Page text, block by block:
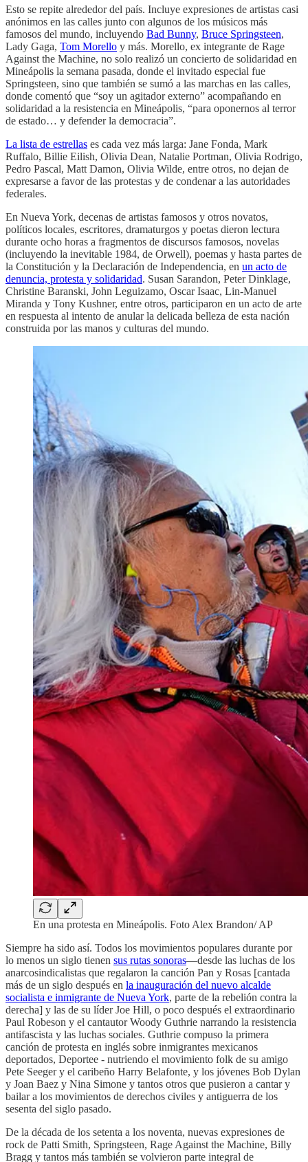
Esto se repite alrededor del país. Incluye expresiones de artistas casi
anónimos en las calles junto con algunos de los músicos más
famosos del mundo, incluyendo Bad Bunny, Bruce Springsteen,
Lady Gaga, Tom Morello y más. Morello, ex integrante de Rage
Against the Machine, no solo realizó un concierto de solidaridad en
Mineápolis la semana pasada, donde el invitado especial fue
Springsteen, sino que también se sumó a las marchas en las calles,
donde comentó que “soy un agitador externo” acompañando en
solidaridad a la resistencia en Mineápolis, “para oponernos al terror
de estado… y defender la democracia”.
La lista de estrellas es cada vez más larga: Jane Fonda, Mark
Ruffalo, Billie Eilish, Olivia Dean, Natalie Portman, Olivia Rodrigo,
Pedro Pascal, Matt Damon, Olivia Wilde, entre otros, no dejan de
expresarse a favor de las protestas y de condenar a las autoridades
federales.
En Nueva York, decenas de artistas famosos y otros novatos,
políticos locales, escritores, dramaturgos y poetas dieron lectura
durante ocho horas a fragmentos de discursos famosos, novelas
(incluyendo la inevitable 1984, de Orwell), poemas y hasta partes de
la Constitución y la Declaración de Independencia, en un acto de
denuncia, protesta y solidaridad. Susan Sarandon, Peter Dinklage,
Christine Baranski, John Leguizamo, Oscar Isaac, Lin-Manuel
Miranda y Tony Kushner, entre otros, participaron en un acto de arte
en respuesta al intento de anular la delicada belleza de esta nación
construida por las manos y culturas del mundo.
En una protesta en Mineápolis. Foto Alex Brandon/ AP
Siempre ha sido así. Todos los movimientos populares durante por
lo menos un siglo tienen sus rutas sonoras—desde las luchas de los
anarcosindicalistas que regalaron la canción Pan y Rosas [cantada
más de un siglo después en la inauguración del nuevo alcalde
socialista e inmigrante de Nueva York, parte de la rebelión contra la
derecha] y las de su líder Joe Hill, o poco después el extraordinario
Paul Robeson y el cantautor Woody Guthrie narrando la resistencia
antifascista y las luchas sociales. Guthrie compuso la primera
canción de protesta en inglés sobre inmigrantes mexicanos
deportados, Deportee - nutriendo el movimiento folk de su amigo
Pete Seeger y el caribeño Harry Belafonte, y los jóvenes Bob Dylan
y Joan Baez y Nina Simone y tantos otros que pusieron a cantar y
bailar a los movimientos de derechos civiles y antiguerra de los
sesenta del siglo pasado.
De la década de los setenta a los noventa, nuevas expresiones de
rock de Patti Smith, Springsteen, Rage Against the Machine, Billy
Bragg y tantos más también se volvieron parte integral de